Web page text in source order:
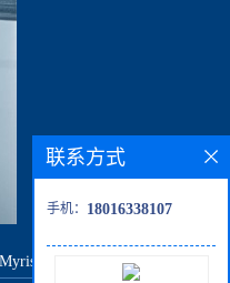
Myristyl Arachidonate
联系方式
手机： 18016338107